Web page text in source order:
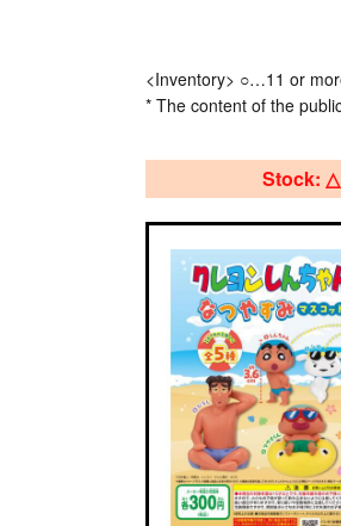
<Inventory> ○…11 or
* The content of the
Stock: △